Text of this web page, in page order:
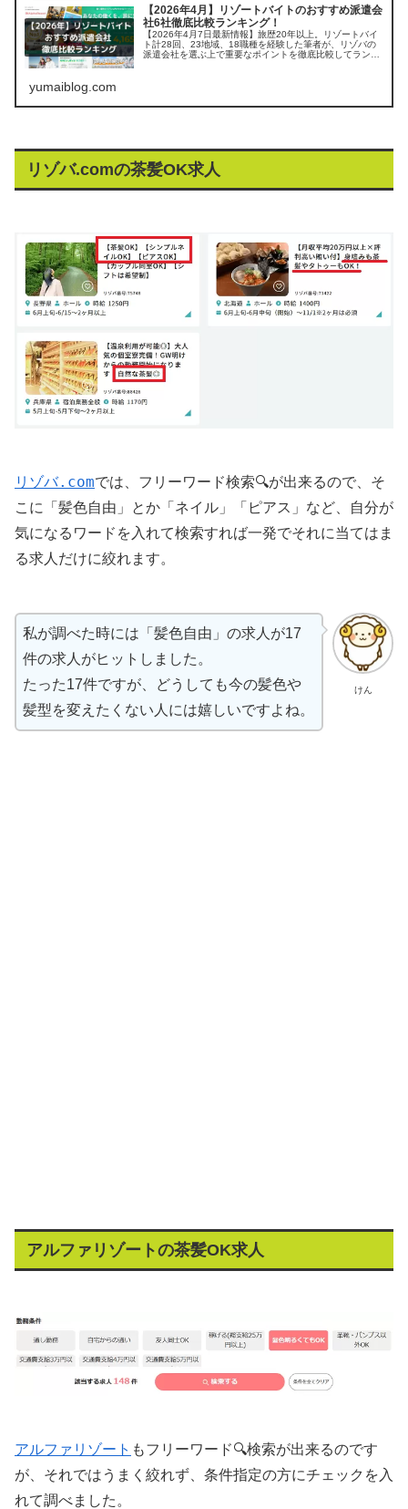
【2026年4月】リゾートバイトのおすすめ派遣会
社6社徹底比較ランキング！
【2026年4月7日最新情報】旅歴20年以上。リゾートバイ
ト計28回、23地域、18職種を経験した筆者が、リゾバの
派遣会社を選ぶ上で重要なポイントを徹底比較してランキ
yumaiblog.com
リゾバ.comの茶髪OK求人
リゾバ.comでは、フリーワード検索🔍が出来るので、そ
こに「髪色自由」とか「ネイル」「ピアス」など、自分が
気になるワードを入れて検索すれば一発でそれに当てはま
る求人だけに絞れます。
けん
私が調べた時には「髪色自由」の求人が17
件の求人がヒットしました。
たった17件ですが、どうしても今の髪色や
髪型を変えたくない人には嬉しいですよね。
アルファリゾートの茶髪OK求人
アルファリゾート もフリーワード🔍検索が出来るのです
が、それではうまく絞れず、条件指定の方にチェックを入
れて調べました。